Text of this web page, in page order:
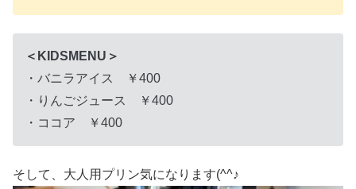
＜KIDSMENU＞
・バニラアイス ￥400
・りんごジュース ￥400
・ココア ￥400
そして、大人用プリン気になります(^^♪